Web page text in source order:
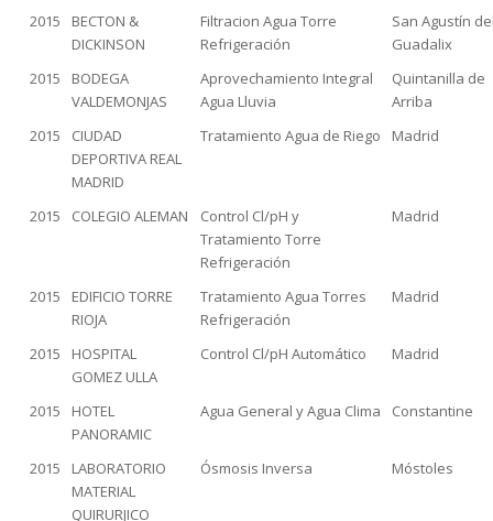
2015
BECTON &
DICKINSON
Filtracion Agua Torre
Refrigeración
San Agustín
Guadalix
2015
BODEGA
VALDEMONJAS
Aprovechamiento Integral
Agua Lluvia
Quintanilla de
Arriba
2015
CIUDAD
DEPORTIVA REAL
MADRID
Tratamiento Agua de Riego Madrid
2015 COLEGIO ALEMAN
Control Cl/pH y
Tratamiento Torre
Refrigeración
Madrid
2015
EDIFICIO TORRE
RIOJA
Tratamiento Agua Torres
Refrigeración
Madrid
2015
HOSPITAL
GOMEZ ULLA
Control Cl/pH Automático Madrid
2015
HOTEL
PANORAMIC
Agua General y Agua Clima Constantine
2015
LABORATORIO
MATERIAL
QUIRURJICO
Ósmosis Inversa Móstoles